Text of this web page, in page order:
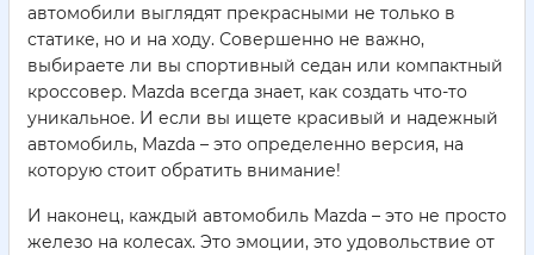
автомобили выглядят прекрасными не только в
статике, но и на ходу. Совершенно не важно,
выбираете ли вы спортивный седан или компактный
кроссовер. Mazda всегда знает, как создать что-то
уникальное. И если вы ищете красивый и надежный
автомобиль, Mazda – это определенно версия, на
которую стоит обратить внимание!
И наконец, каждый автомобиль Mazda – это не просто
железо на колесах. Это эмоции, это удовольствие от